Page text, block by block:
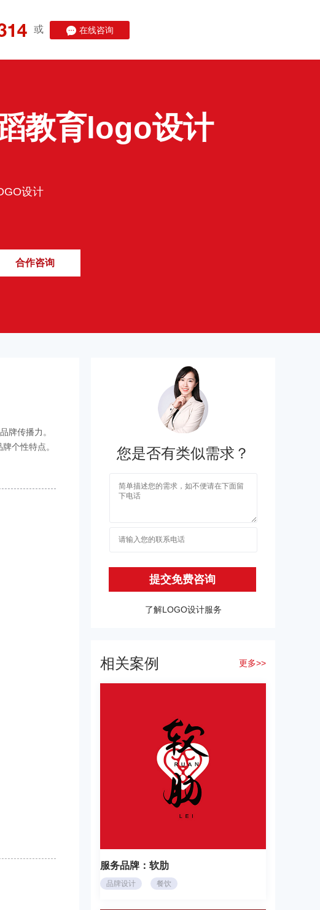
或 在线咨询
教育logo设计
设计
合作咨询
牌传播力。
个性特点。
您是否有类似需求？
提交免费咨询
了解LOGO设计服务
相关案例 更多>>
服务品牌： 软肋
品牌设计 餐饮